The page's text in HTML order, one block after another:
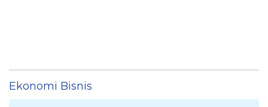
Ekonomi Bisnis